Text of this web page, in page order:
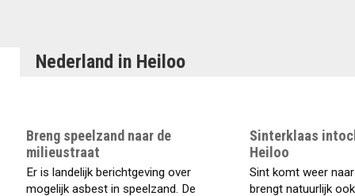
Nederland in Heiloo
Breng speelzand naar de
milieustraat
Er is landelijk berichtgeving over
mogelijk asbest in speelzand. De
Sinterklaas
Heiloo
Sint komt weer
brengt natuurlijk